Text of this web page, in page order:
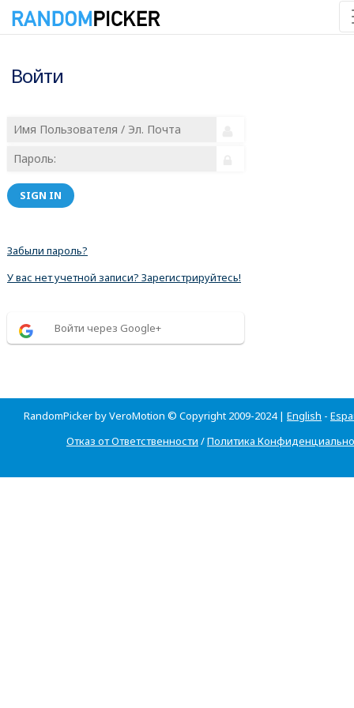
Войти
SIGN IN
Забыли пароль?
У вас нет учетной записи? Зарегистрируйтесь!
Войти через Google+
RandomPicker by VeroMotion © Copyright 2009-2024 | English -
Отказ от Ответственности /Политика